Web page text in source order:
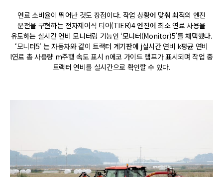
연료 소비율이 뛰어난 것도 장점이다. 작업 상황에 맞춰 최적의 엔진
운전을 구현하는 전자제어식 티어(TIER)4 엔진에 최소 연료 사용을
유도하는 실시간 연비 모니터링 기능인 ‘모니터(Monitor)5’를 채택했다.
‘모니터5‘ 는 자동차와 같이 트랙터 계기판에 j실시간 연비 k평균 연비
l연료 총 사용량 m주행 속도 표시 n에코 가이드 램프가 표시되며 작업 중
트랙터 연비를 실시간으로 확인할 수 있다.